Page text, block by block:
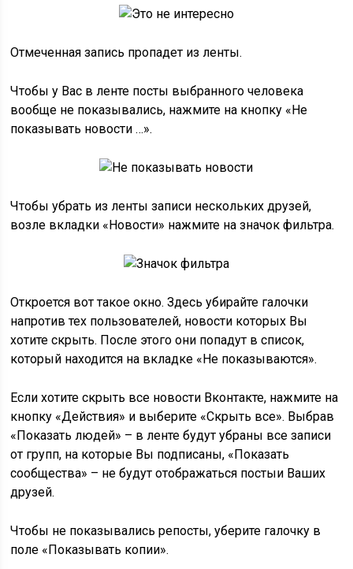
Отмеченная запись пропадет из ленты.
Чтобы у Вас в ленте посты выбранного человека
вообще не показывались, нажмите на кнопку «Не
показывать новости …».
Чтобы убрать из ленты записи нескольких друзей,
возле вкладки «Новости» нажмите на значок фильтра.
Откроется вот такое окно. Здесь убирайте галочки
напротив тех пользователей, новости которых Вы
хотите скрыть. После этого они попадут в список,
который находится на вкладке «Не показываются».
Если хотите скрыть все новости Вконтакте, нажмите на
кнопку «Действия» и выберите «Скрыть все». Выбрав
«Показать людей» – в ленте будут убраны все записи
от групп, на которые Вы подписаны, «Показать
сообщества» – не будут отображаться постыи Ваших
друзей.
Чтобы не показывались репосты, уберите галочку в
поле «Показывать копии».